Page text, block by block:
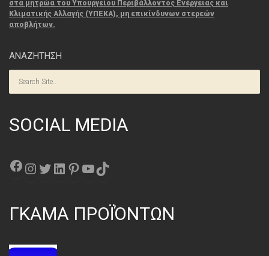
στα μητρώα του Υπουργείου Περιβάλλοντος Ενέργειας και
Κλιματικής Αλλαγής (ΥΠΕΚΑ), μη επικίνδυνων στερεών
αποβλήτων.
ΑΝΑΖΗΤΗΣΗ
SOCIAL MEDIA
Facebook
Instagram
Twitter
Linkedin
Pinterest
YouTube
TikTok
ΓΚΑΜΑ ΠΡΟΪΌΝΤΩΝ